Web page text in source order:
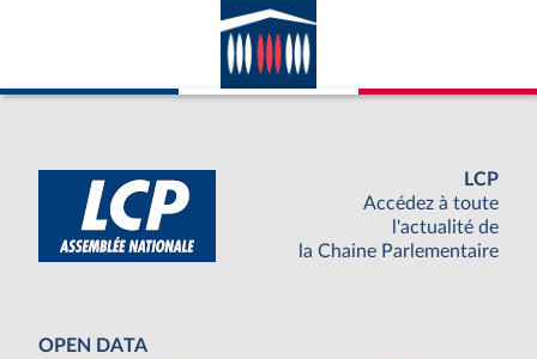
LCP
Accédez à toute
l'actualité de
la Chaine Parlementaire
OPEN DATA